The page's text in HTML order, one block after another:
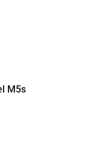
M5s